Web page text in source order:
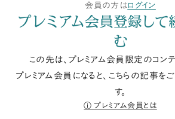
会員の方はログイン
プレミアム会員登録して
む
この先は、プレミアム会員限定のコンテ
プレミアム会員になると、こちらの記事を
す。
プレミアム会員とは